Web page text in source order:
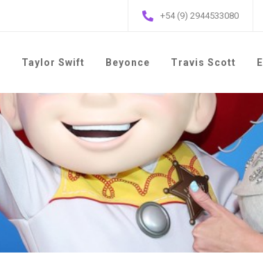
+54 (9) 2944533080
Taylor Swift Beyonce Travis Scott